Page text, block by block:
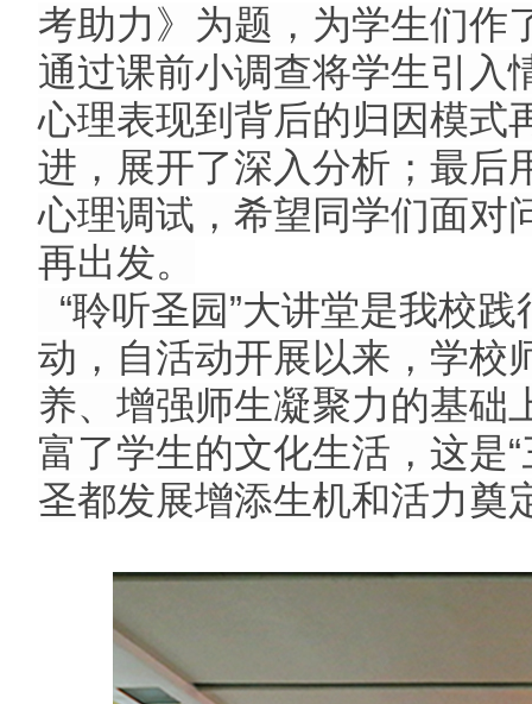
考助力》为题，为学生们作
通过课前小调查将学生引入
心理表现到背后的归因模式
进，展开了深入分析；最后
心理调试，希望同学们面对
再出发。
“聆听圣园”大讲堂是我校
动，自活动开展以来，学校
养、增强师生凝聚力的基础
富了学生的文化生活，这是
圣都发展增添生机和活力奠